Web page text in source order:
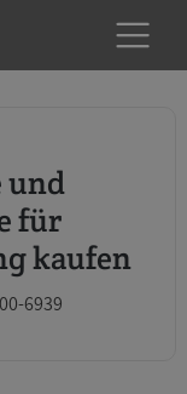
für
kaufen
6939